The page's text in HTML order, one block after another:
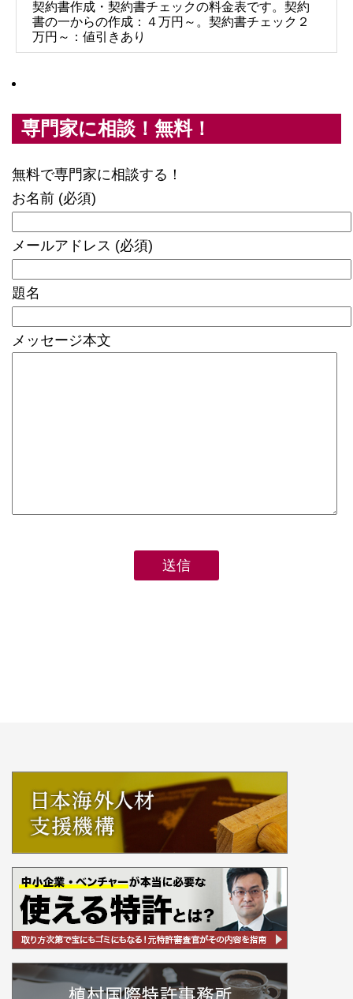
契約書作成・契約書チェックの料金表です。契約
書の一からの作成：４万円～。契約書チェック２
万円～：値引きあり
専門家に相談！無料！
無料で専門家に相談する！
お名前 (必須)
メールアドレス (必須)
題名
メッセージ本文